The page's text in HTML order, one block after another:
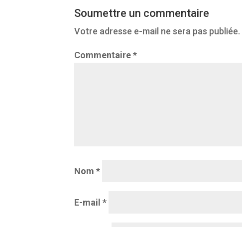
Soumettre un commentaire
Votre adresse e-mail ne sera pas publiée.
Commentaire*
Nom*
E-mail*